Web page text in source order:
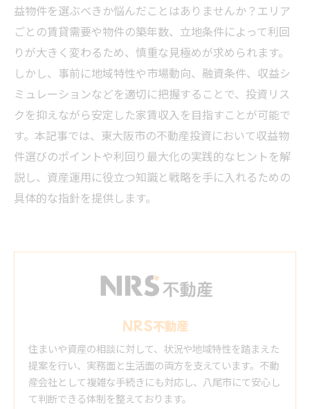
益物件を選ぶべきか悩んだことはありませんか？エリア
ごとの賃貸需要や物件の築年数、立地条件によって利回
りが大きく変わるため、慎重な見極めが求められます。
しかし、事前に地域特性や市場動向、融資条件、収益シ
ミュレーションなどを適切に把握することで、投資リス
クを抑えながら安定した家賃収入を目指すことが可能で
す。本記事では、東大阪市の不動産投資において収益物
件選びのポイントや利回り最大化の実践的なヒントを解
説し、資産運用に役立つ知識と戦略を手に入れるための
具体的な指針を提供します。
NRS不動産
住まいや資産の相談に対して、状況や地域特性を踏まえた
提案を行い、実務面と生活面の両方を支えています。不動
産会社として複雑な手続きにも対応し、八尾市にて安心し
て判断できる体制を整えております。